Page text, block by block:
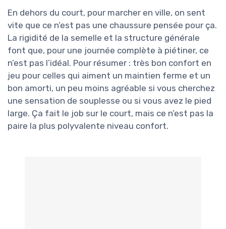
En dehors du court, pour marcher en ville, on sent
vite que ce n’est pas une chaussure pensée pour ça.
La rigidité de la semelle et la structure générale
font que, pour une journée complète à piétiner, ce
n’est pas l’idéal. Pour résumer : très bon confort en
jeu pour celles qui aiment un maintien ferme et un
bon amorti, un peu moins agréable si vous cherchez
une sensation de souplesse ou si vous avez le pied
large. Ça fait le job sur le court, mais ce n’est pas la
paire la plus polyvalente niveau confort.